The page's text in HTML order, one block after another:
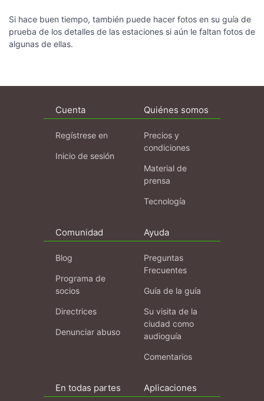
Si hace buen tiempo, también puede hacer fotos en su guía de
prueba de los detalles de las estaciones si aún le faltan fotos de
algunas de ellas.
Cuenta
Regístrese en
Inicio de sesión
Quiénes somos
Precios y
condiciones
Material de
prensa
Tecnología
Comunidad
Blog
Programa de
socios
Directrices
Denunciar abuso
Ayuda
Preguntas
Frecuentes
Guía de la guía
Su visita de la
ciudad como
audioguía
Comentarios
En todas partes Aplicaciones